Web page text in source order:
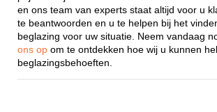
en ons team van experts staat altijd voor u
te beantwoorden en u te helpen bij het
beglazing voor uw situatie. Neem vandaag
ons op om te ontdekken hoe wij u kunnen
beglazingsbehoeften.